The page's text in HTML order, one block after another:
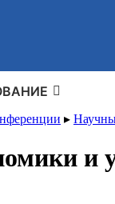
▸
и